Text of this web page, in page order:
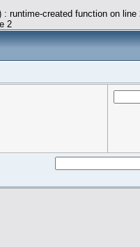
runtime-created function on
2